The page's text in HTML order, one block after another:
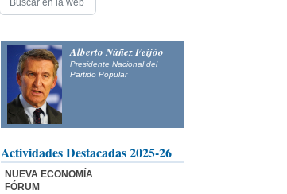
Alberto Núñez Feijóo
Presidente Nacional del
Partido Popular
Actividades Destacadas 2025-26
NUEVA ECONOMÍA
FÓRUM